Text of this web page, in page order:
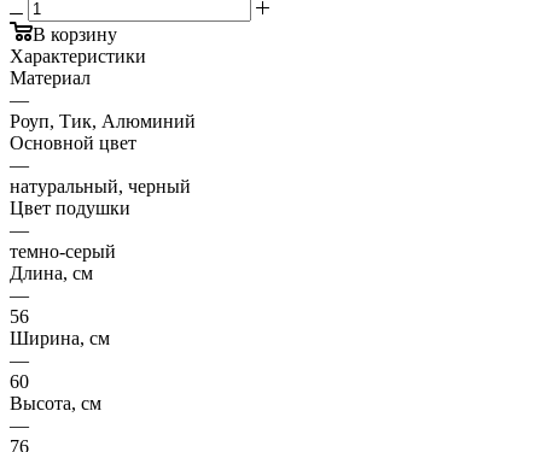
В корзину
Характеристики
Материал
—
Роуп, Тик, Алюминий
Основной цвет
—
натуральный, черный
Цвет подушки
—
темно-серый
Длина, см
—
56
Ширина, см
—
60
Высота, см
—
76